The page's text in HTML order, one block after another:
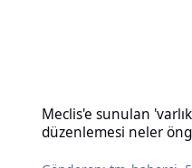
Meclis'e sunulan
düzenlemesi neler